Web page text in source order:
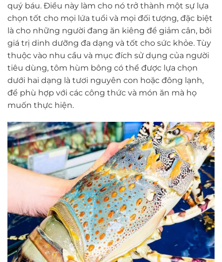
quý báu. Điều này làm cho nó trở thành một sự lựa
chọn tốt cho mọi lứa tuổi và mọi đối tượng, đặc biệt
là cho những người đang ăn kiêng để giảm cân, bởi
giá trị dinh dưỡng đa dạng và tốt cho sức khỏe. Tùy
thuộc vào nhu cầu và mục đích sử dụng của người
tiêu dùng, tôm hùm bông có thể được lựa chọn
dưới hai dạng là tươi nguyên con hoặc đông lạnh,
để phù hợp với các công thức và món ăn mà họ
muốn thực hiện.